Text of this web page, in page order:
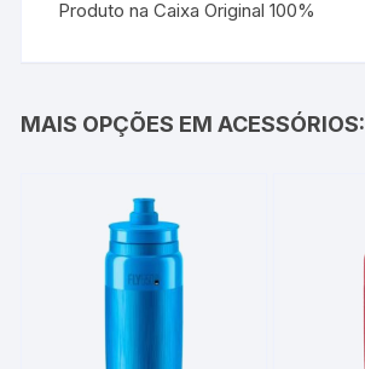
Produto na Caixa Original 100%
MAIS OPÇÕES EM ACESSÓRIOS: